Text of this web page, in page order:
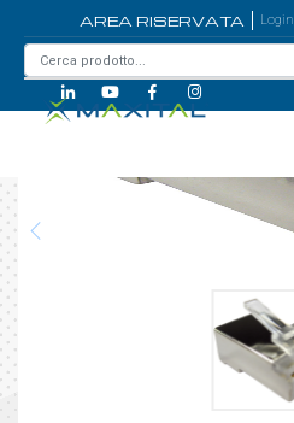
AREA RISERVATA Login